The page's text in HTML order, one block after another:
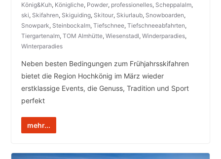
König&Kuh, Königliche, Powder, professionelles, Scheppalalm,
ski, Skifahren, Skiguiding, Skitour, Skiurlaub, Snowboarden,
Snowpark, Steinbockalm, Tiefschnee, Tiefschneeabfahrten,
Tiergartenalm, TOM Almhütte, Wiesenstadl, Winderparadies,
Winterparadies
Neben besten Bedingungen zum Frühjahrsskifahren
bietet die Region Hochkönig im März wieder
erstklassige Events, die Genuss, Tradition und Sport
perfekt
mehr...